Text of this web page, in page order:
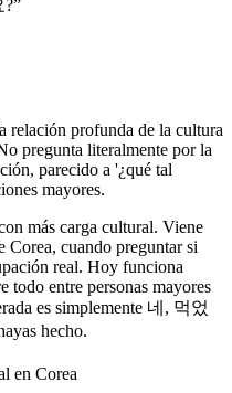
?”
relación profunda de la cultura
pregunta literalmente por la
parecido a '¿qué tal
mayores.
más carga cultural. Viene
Corea, cuando preguntar si
real. Hoy funciona
todo entre personas mayores
es simplemente 네, 먹었
hecho.
en Corea